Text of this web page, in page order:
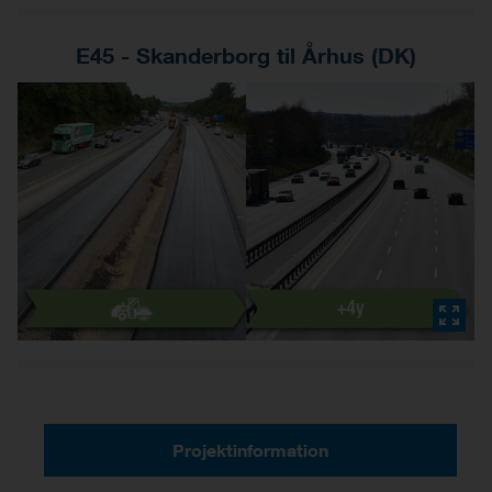
E45 - Skanderborg til Århus (DK)
Projektinformation